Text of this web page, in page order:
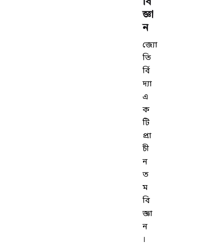
বি
জ্ঞা
ন
জ্যো
তি
র্বি
দ্যা
এ
ক
টি
প্রা
চী
ন
ত
ম
বি
জ্ঞা
ন
।